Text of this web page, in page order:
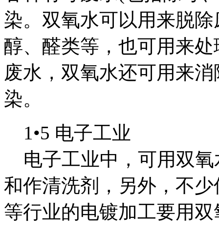
染。双氧水可以用来脱
醇、醛类等，也可用来
废水，双氧水还可用来
染。
1•5 电子工业
电子工业中，可用双氧
和作清洗剂，另外，不
等行业的电镀加工要用